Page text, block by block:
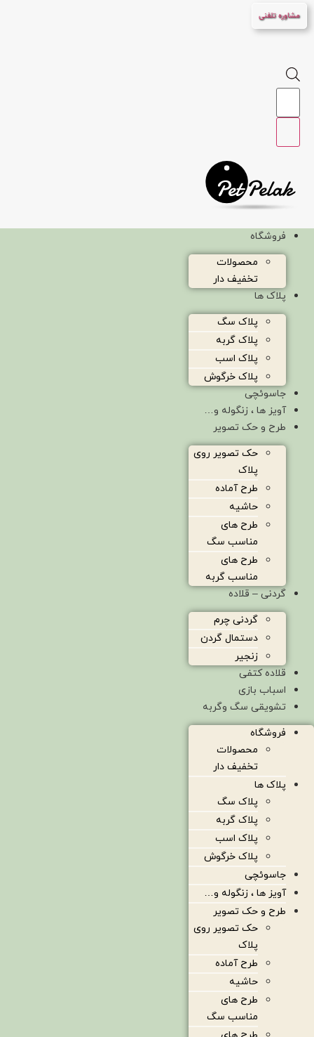
پرش
به
مشاوره تلفنی
Products
فروشگاه
محصولات
تخفیف دار
پلاک ها
پلاک سگ
پلاک گربه
پلاک اسب
پلاک خرگوش
جاسوئچی
آویز ها ، زنگوله و…
طرح و حک تصویر
حک تصویر روی
پلاک
طرح آماده
حاشیه
طرح های
مناسب سگ
طرح های
مناسب گربه
گردنی – قلاده
گردنی چرم
دستمال گردن
زنجیر
قلاده کتفی
اسباب بازی
تشویقی سگ وگربه
فروشگاه
محصولات
تخفیف دار
پلاک ها
پلاک سگ
پلاک گربه
پلاک اسب
پلاک خرگوش
جاسوئچی
آویز ها ، زنگوله و…
طرح و حک تصویر
حک تصویر روی
پلاک
طرح آماده
حاشیه
طرح های
مناسب سگ